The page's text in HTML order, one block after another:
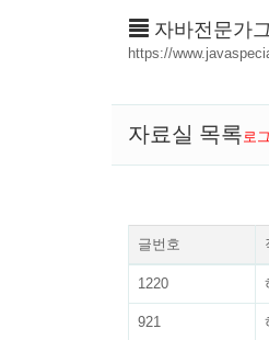
자바전문가
https://
자료실 목록로
글번호
1220
921